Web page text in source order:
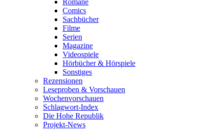
Romane
Comics
Sachbücher
Filme
Serien
Magazine
Videospiele
Hörbücher & Hörspiele
Sonstiges
Rezensionen
Leseproben & Vorschauen
Wochenvorschauen
Schlagwort-Index
Die Hohe Republik
Projekt-News